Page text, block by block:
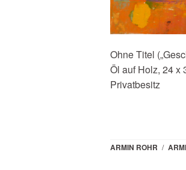
Ohne Titel
Öl auf Holz, 24 x
Privatbesitz
ARMIN ROHR /